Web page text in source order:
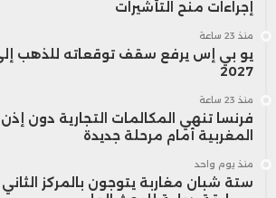
إجراءات منح التأشيرات
منذ 23 ساعة
2027
منذ 23 ساعة
فرنسا تنهي المكالمات التجارية دون إذن
المغربية أمام مرحلة جديدة
منذ يوم واحد
ستة شبان مغاربة يتوجون بالمركز